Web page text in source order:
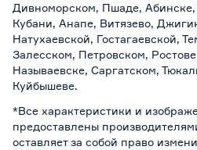
Дивноморском, Пшаде,
Кубани, Анапе, Витязево,
Натухаевской, Гостагаевской,
Залесском, Петровском,
Называевске, Саргатском,
Куйбышеве.
*Все характеристики и
предоставлены
оставляет за собой право